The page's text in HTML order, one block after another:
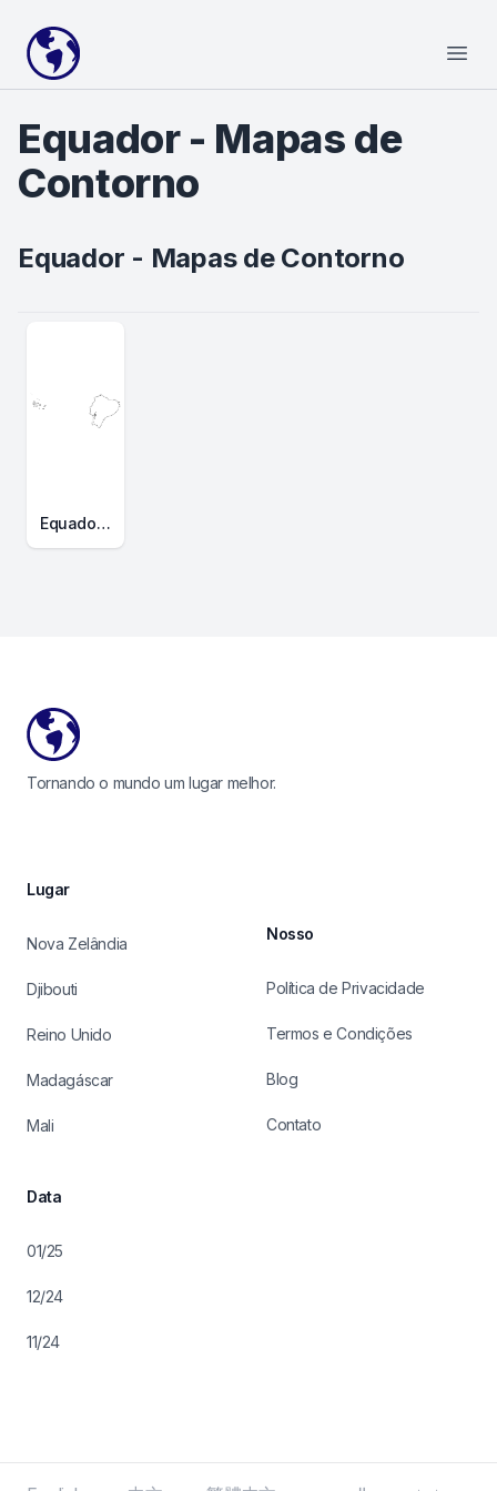
Your Company
Equador - Mapas de
Contorno
Equador - Mapas de Contorno
EquadorMapa de Contorno
Tornando o mundo um lugar melhor.
Lugar
Nova Zelândia
Djibouti
Reino Unido
Madagáscar
Mali
Data
01/25
12/24
11/24
Nosso
Política de Privacidade
Termos e Condições
Blog
Contato